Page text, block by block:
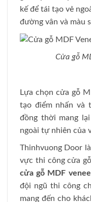
kế để tái tạo vẻ
đường vân và màu
Cửa gỗ
Lựa chọn cửa gỗ
tạo điểm nhấn và
đồng thời mang
ngoài tự nhiên của
Thinhvuong Door
vực thi công cửa
cửa gỗ MDF
đội ngũ thi công
mang đến cho